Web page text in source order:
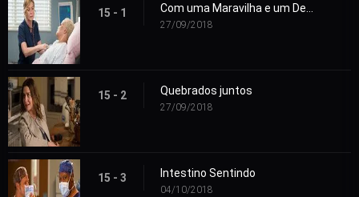
15 - 1
27/09/2018
15 - 2 Quebrados juntos
27/09/2018
15 - 3 Intestino Sentindo
04/10/2018